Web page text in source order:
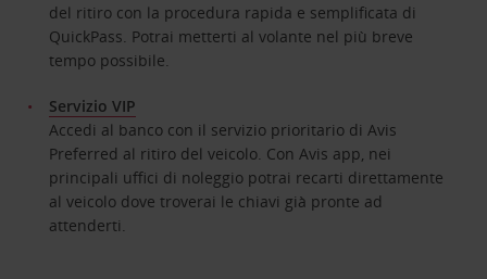
del ritiro con la procedura rapida e semplificata di
QuickPass. Potrai metterti al volante nel più breve
tempo possibile.
Servizio VIP
Accedi al banco con il servizio prioritario di Avis
Preferred al ritiro del veicolo. Con Avis app, nei
principali uffici di noleggio potrai recarti direttamente
al veicolo dove troverai le chiavi già pronte ad
attenderti.